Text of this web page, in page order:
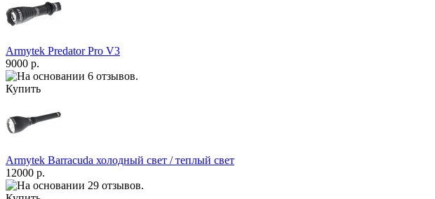
Armytek Predator Pro V3
9000 р.
Купить
Armytek Barracuda холодный свет / теплый свет
12000 р.